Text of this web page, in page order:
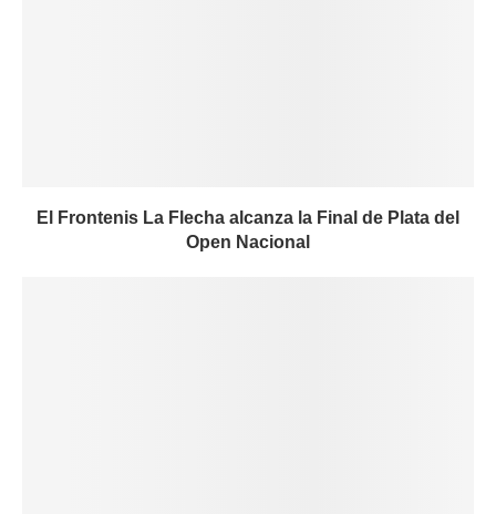
El Frontenis La Flecha alcanza la Final de Plata del
Open Nacional